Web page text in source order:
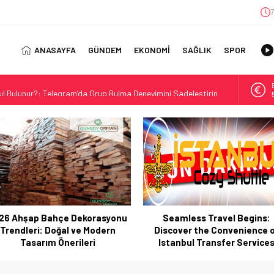
ANASAYFA GÜNDEM EKONOMİ SAĞLIK SPOR
Bulunur?: Telegram’da Grup Bulma Deneyimini Sadeleştirin
Trendleri: Doğal ve Modern Tasarım Önerileri
Uzun Vadede Sosyal Medya Başarısı Nasıl Sağlanır?
Discover the Convenience of Istanbul Transfer Services
Kız Öğrenci Yurtları
Maliyetlerle Verimlilik Sağlayın
Your Canada Immigration Guide Awaits
Diş Tedavisinin Yeni Yüzü
Dünyada Öne Çıkan Bir İsim
Seamless Travel Begins:
Discover the Convenience of
Istanbul Transfer Services
İstanbul’da Güvenli ve
Kız Öğrenci Yurtları